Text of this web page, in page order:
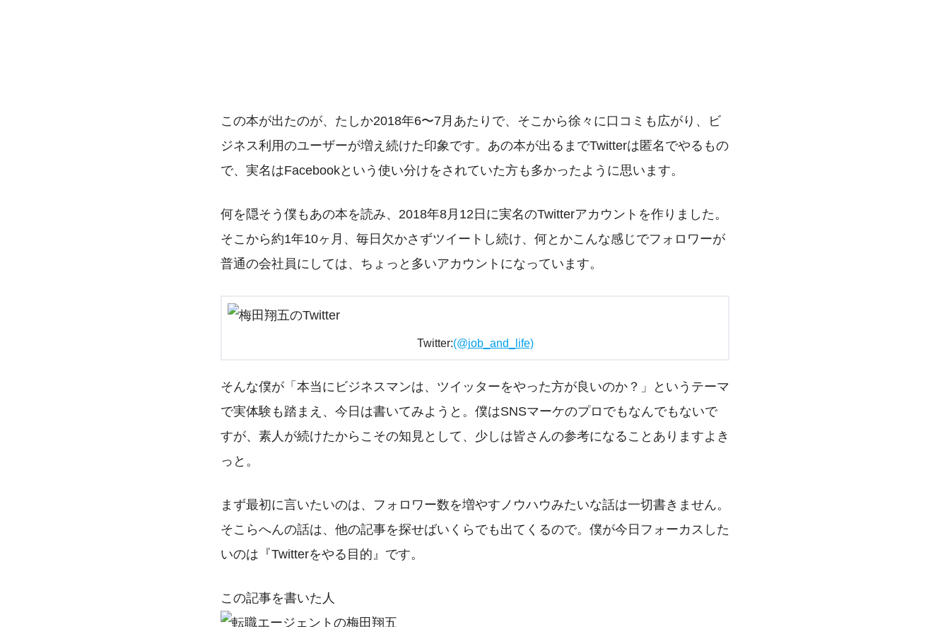
この本が出たのが、たしか2018年6〜7月あたりで、そこから徐々に口コミも広がり、ビ
ジネス利用のユーザーが増え続けた印象です。あの本が出るまでTwitterは匿名でやるもの
で、実名はFacebookという使い分けをされていた方も多かったように思います。
何を隠そう僕もあの本を読み、2018年8月12日に実名のTwitterアカウントを作りました。
そこから約1年10ヶ月、毎日欠かさずツイートし続け、何とかこんな感じでフォロワーが
普通の会社員にしては、ちょっと多いアカウントになっています。
Twitter:(@job_and_life)
そんな僕が 「本当にビジネスマンは、ツイッターをやった方が良いのか？」
というテーマ
で実体験も踏まえ、今日は書いてみようと。僕はSNSマーケのプロでもなんでもないで
すが、素人が続けたからこその知見として、少しは皆さんの参考になることありますよき
っと。
まず最初に言いたいのは、フォロワー数を増やすノウハウみたいな話は一切書きません。
そこらへんの話は、他の記事を探せばいくらでも出てくるので。僕が今日フォーカスした
いのは 『Twitterをやる目的』 です。
この記事を書いた人